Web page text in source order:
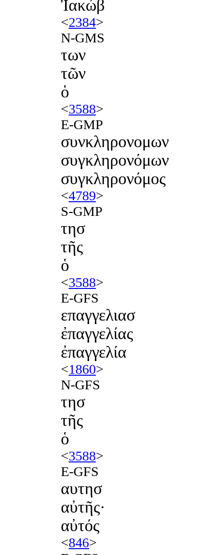
Ἰακώβ
<2384>
N-GMS
των
τῶν
ὁ
<3588>
E-GMP
συνκληρονομων
συγκληρονόμων
συγκληρονόμος
<4789>
S-GMP
τησ
τῆς
ὁ
<3588>
E-GFS
επαγγελιασ
ἐπαγγελίας
ἐπαγγελία
<1860>
N-GFS
τησ
τῆς
ὁ
<3588>
E-GFS
αυτησ
αὐτῆς·
αὐτός
<846>